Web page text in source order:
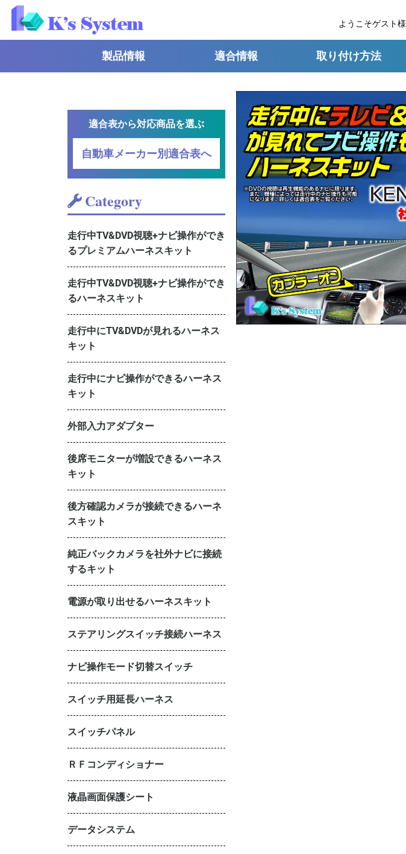
ようこそゲスト様
製品情報 適合情報 取り付け方法
適合表から対応商品を選ぶ
自動車メーカー別適合表へ
Category
走行中TV&DVD視聴+ナビ操作ができ
るプレミアムハーネスキット
走行中TV&DVD視聴+ナビ操作ができ
るハーネスキット
走行中にTV&DVDが見れるハーネス
キット
走行中にナビ操作ができるハーネス
キット
外部入力アダプター
後席モニターが増設できるハーネス
キット
後方確認カメラが接続できるハーネ
スキット
純正バックカメラを社外ナビに接続
するキット
電源が取り出せるハーネスキット
ステアリングスイッチ接続ハーネス
ナビ操作モード切替スイッチ
スイッチ用延長ハーネス
スイッチパネル
ＲＦコンディショナー
液晶画面保護シート
データシステム